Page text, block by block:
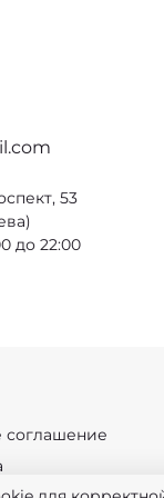
53
до 22:00
соглашение